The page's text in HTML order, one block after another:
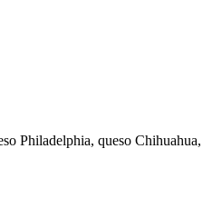
Philadelphia, queso Chihuahua,